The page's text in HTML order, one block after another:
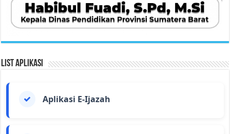
List Aplikasi
Aplikasi E-Ijazah